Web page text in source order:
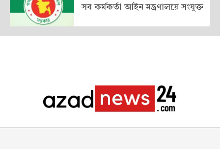
সব কর্মকর্তা আইন মন্ত্রণালয়ে সংযুক্ত